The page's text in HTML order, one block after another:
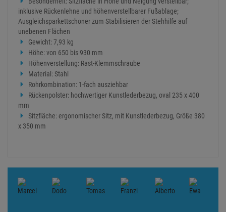
inklusive Rückenlehne und höhenverstellbarer Fußablage;
Ausgleichsparkettschoner zum Stabilisieren der Stehhilfe auf
unebenen Flächen
Gewicht: 7,93 kg
Höhe: von 650 bis 930 mm
Höhenverstellung: Rast-Klemmschraube
Material: Stahl
Rohrkombination: 1-fach ausziehbar
Rückenpolster: hochwertiger Kunstlederbezug, oval 235 x 400
mm
Sitzfläche: ergonomischer Sitz, mit Kunstlederbezug, Größe 380
x 350 mm